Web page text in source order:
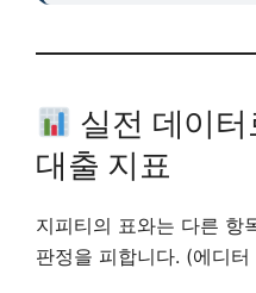
실전 데이
대출 지표
지피티의 표와는 다른 항
판정을 피합니다. (에디